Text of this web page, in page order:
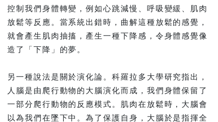
控制我們身體轉變，例如心跳減慢、呼吸變緩、肌肉
放鬆等反應。當系統出錯時，曲解這種放鬆的感覺，
就會產生肌肉抽搐，產生一種下降感，令身體感覺像
造了「下降」的夢。
另一種說法是關於演化論。科羅拉多大學研究指出，
人腦是由爬行動物的大腦演化而成，我們身體保留了
一部分爬行動物的反應模式。肌肉在放鬆時，大腦會
以為我們在墜下中。為了保護自身，大腦於是指揮全